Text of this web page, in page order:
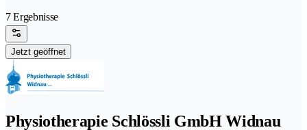
7 Ergebnisse
Jetzt geöffnet
Physiotherapie Schlössli GmbH Widnau